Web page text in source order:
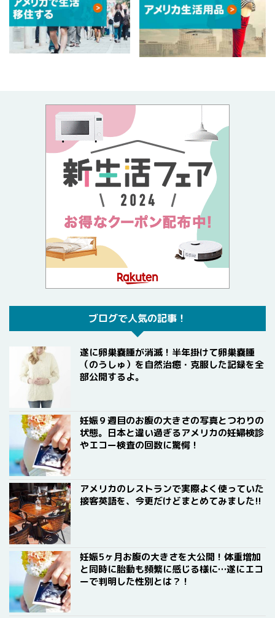
ブログで人気の記事！
遂に卵巣嚢腫が消滅！半年掛けて卵巣嚢腫
（のうしゅ）を自然治癒・克服した記録を全
部公開するよ。
妊娠９週目のお腹の大きさの写真とつわりの
状態。日本と違い過ぎるアメリカの妊婦検診
やエコー検査の回数に驚愕！
アメリカのレストランで実際よく使っていた
接客英語を、今更だけどまとめてみました!!
妊娠5ヶ月お腹の大きさを大公開！体重増加
と同時に胎動も頻繁に感じる様に…遂にエコ
ーで判明した性別とは？！